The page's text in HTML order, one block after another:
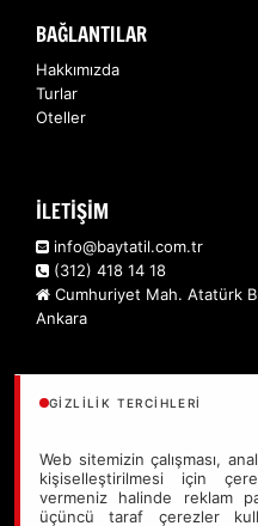
GIZLILIK TERCIHLERI
Web sitemizin çalışması,
kişiselleştirilmesi için
vermeniz halinde reklam
üçüncü taraf çerezler
İstatistik Çerezleri
ölçeriz. Hangi sayfaların
kullanıcıların nerede zorluk
yardımcı olur.
Pazarlama Çerezleri
Size ve ilgi alanlarınıza
kullanılır. Kapatırsanız
BAĞLANTILAR
Hakkımızda
Turlar
Oteller
İLETİŞİM
info@baytatil.com.tr
(312) 418 14 18
Cumhuriyet Mah. Atatürk
Ankara